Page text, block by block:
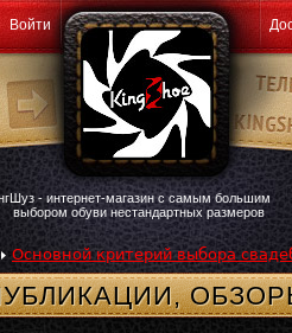
Войти
- интернет-магазин с самым большим
выбором обуви нестандартных размеров
Основной критерий выбора